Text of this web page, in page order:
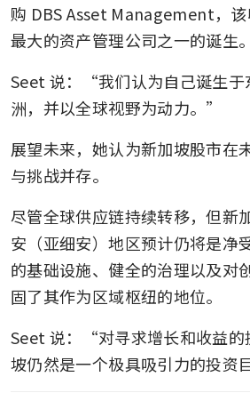
购 DBS Asset Management，
最大的资产管理公司之一的诞生。
Seet 说：“我们认为自己诞生于
洲，并以全球视野为动力。”
展望未来，她认为新加坡股市在
与挑战并存。
尽管全球供应链持续转移，但新
安（亚细安）地区预计仍将是净
的基础设施、健全的治理以及对
固了其作为区域枢纽的地位。
Seet 说：“对寻求增长和收益的
坡仍然是一个极具吸引力的投资